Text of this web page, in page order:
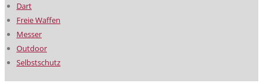
Dart
Freie Waffen
Messer
Outdoor
Selbstschutz